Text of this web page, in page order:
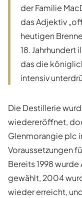
der Familie
das Adjektiv
heutigen
18. Jahrhundert
das die
intensiv
Die Destillerie
wiedereröffnet,
Glenmorangie plc
Voraussetzungen
Bereits 1998
gewählt, 2004
wieder erreicht,